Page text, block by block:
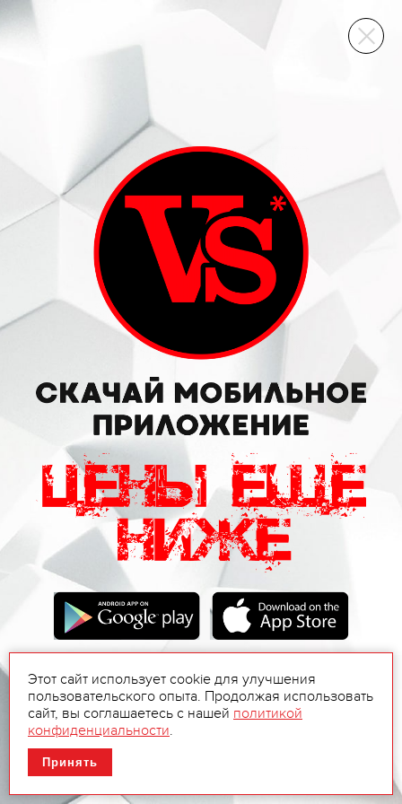
ВИННЫЙ СКЛАД
Этот сайт использует cookie для улучшения
пользовательского опыта. Продолжая использовать
сайт, вы соглашаетесь с нашей политикой
конфиденциальности.
Принять